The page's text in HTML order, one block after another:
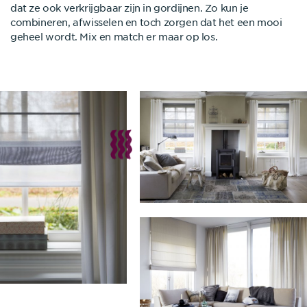
dat ze ook verkrijgbaar zijn in gordijnen. Zo kun je
combineren, afwisselen en toch zorgen dat het een mooi
geheel wordt. Mix en match er maar op los.